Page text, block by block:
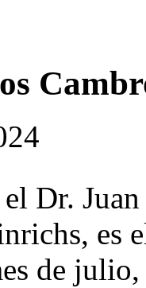
Dr.
es
de